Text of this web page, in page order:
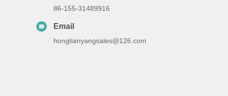
86-155-31489916
Email
hongtianyangsales@126.com